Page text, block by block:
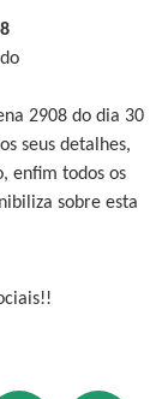
2908 do dia 30
seus detalhes,
enfim todos os
sobre esta